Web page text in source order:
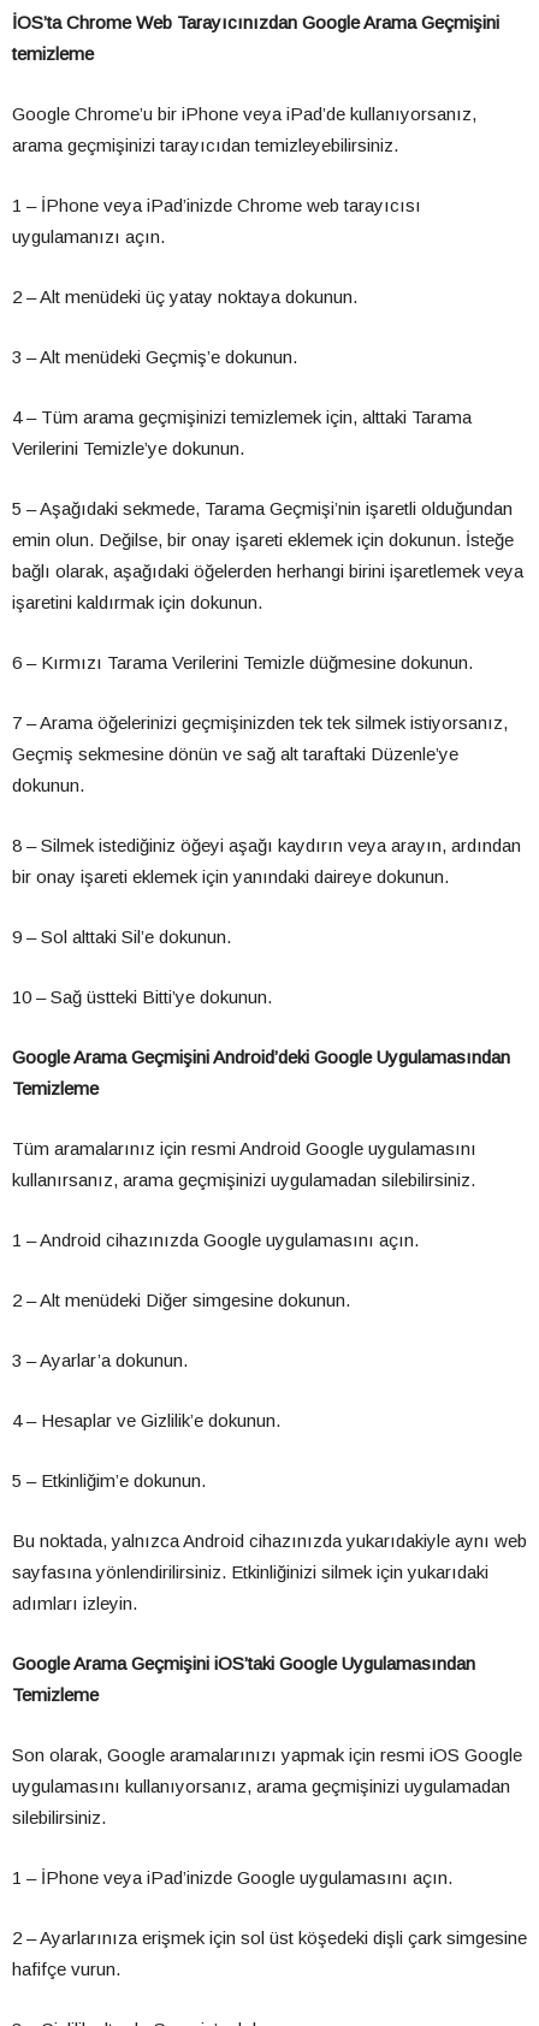
İOS’ta Chrome Web Tarayıcınızdan Google Arama Geçmişini
temizleme
Google Chrome’u bir iPhone veya iPad’de kullanıyorsanız,
arama geçmişinizi tarayıcıdan temizleyebilirsiniz.
1 – İPhone veya iPad’inizde Chrome web tarayıcısı
uygulamanızı açın.
2 – Alt menüdeki üç yatay noktaya dokunun.
3 – Alt menüdeki Geçmiş’e dokunun.
4 – Tüm arama geçmişinizi temizlemek için, alttaki Tarama
Verilerini Temizle’ye dokunun.
5 – Aşağıdaki sekmede, Tarama Geçmişi’nin işaretli olduğundan
emin olun. Değilse, bir onay işareti eklemek için dokunun. İsteğe
bağlı olarak, aşağıdaki öğelerden herhangi birini işaretlemek veya
işaretini kaldırmak için dokunun.
6 – Kırmızı Tarama Verilerini Temizle düğmesine dokunun.
7 – Arama öğelerinizi geçmişinizden tek tek silmek istiyorsanız,
Geçmiş sekmesine dönün ve sağ alt taraftaki Düzenle’ye
dokunun.
8 – Silmek istediğiniz öğeyi aşağı kaydırın veya arayın, ardından
bir onay işareti eklemek için yanındaki daireye dokunun.
9 – Sol alttaki Sil’e dokunun.
10 – Sağ üstteki Bitti’ye dokunun.
Google Arama Geçmişini Android’deki Google Uygulamasından
Temizleme
Tüm aramalarınız için resmi Android Google uygulamasını
kullanırsanız, arama geçmişinizi uygulamadan silebilirsiniz.
1 – Android cihazınızda Google uygulamasını açın.
2 – Alt menüdeki Diğer simgesine dokunun.
3 – Ayarlar’a dokunun.
4 – Hesaplar ve Gizlilik’e dokunun.
5 – Etkinliğim’e dokunun.
Bu noktada, yalnızca Android cihazınızda yukarıdakiyle aynı web
sayfasına yönlendirilirsiniz. Etkinliğinizi silmek için yukarıdaki
adımları izleyin.
Google Arama Geçmişini iOS’taki Google Uygulamasından
Temizleme
Son olarak, Google aramalarınızı yapmak için resmi iOS Google
uygulamasını kullanıyorsanız, arama geçmişinizi uygulamadan
silebilirsiniz.
1 – İPhone veya iPad’inizde Google uygulamasını açın.
2 – Ayarlarınıza erişmek için sol üst köşedeki dişli çark simgesine
hafifçe vurun.